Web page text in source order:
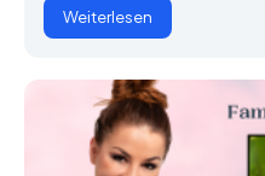
Weiterlesen